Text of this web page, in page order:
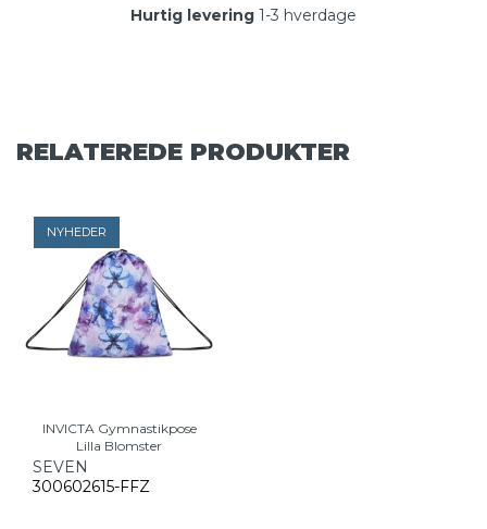
Hurtig levering 1-3 hverdage
RELATEREDE PRODUKTER
NYHEDER
INVICTA Gymnastikpose
Lilla Blomster
SEVEN
300602615-FFZ